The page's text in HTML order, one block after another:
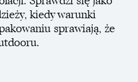
kiedy warunki
sprawiają, że